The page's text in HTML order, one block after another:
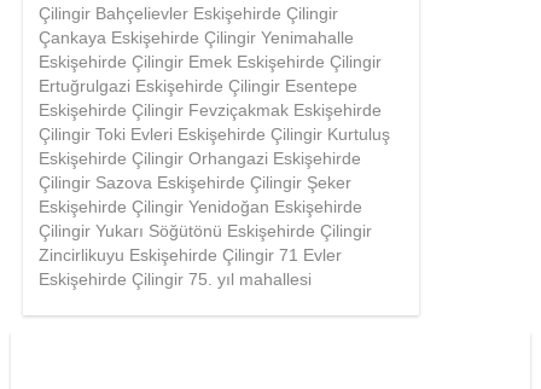
Çilingir Bahçelievler Eskişehirde Çilingir
Çankaya Eskişehirde Çilingir Yenimahalle
Eskişehirde Çilingir Emek Eskişehirde Çilingir
Ertuğrulgazi Eskişehirde Çilingir Esentepe
Eskişehirde Çilingir Fevziçakmak Eskişehirde
Çilingir Toki Evleri Eskişehirde Çilingir Kurtuluş
Eskişehirde Çilingir Orhangazi Eskişehirde
Çilingir Sazova Eskişehirde Çilingir Şeker
Eskişehirde Çilingir Yenidoğan Eskişehirde
Çilingir Yukarı Söğütönü Eskişehirde Çilingir
Zincirlikuyu Eskişehirde Çilingir 71 Evler
Eskişehirde Çilingir 75. yıl mahallesi